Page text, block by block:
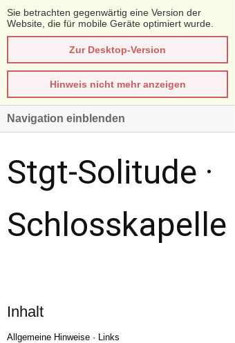
Sie betrachten gegenwärtig eine Version der
Website, die für mobile Geräte optimiert wurde.
Zur Desktop-Version
Hinweis nicht mehr anzeigen
Navigation einblenden
Stgt-Solitude ·
Schlosskapelle
Inhalt
Allgemeine Hinweise · Links